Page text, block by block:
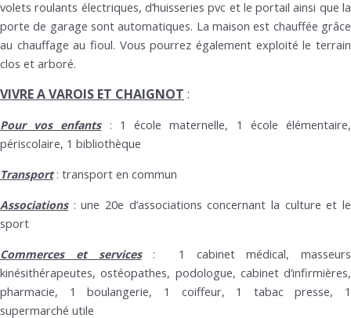
volets roulants électriques, d’huisseries pvc et le portail ainsi que la
porte de garage sont automatiques. La maison est chauffée grâce
au chauffage au fioul. Vous pourrez également exploité le terrain
clos et arboré.
VIVRE A VAROIS ET CHAIGNOT :
Pour vos enfants: 1 école maternelle, 1 école élémentaire,
périscolaire, 1 bibliothèque
Transport: transport en commun
Associations: une 20e d’associations concernant la culture et le
sport
Commerces et services: 1 cabinet médical, masseurs
kinésithérapeutes, ostéopathes, podologue, cabinet d’infirmières,
pharmacie, 1 boulangerie, 1 coiffeur, 1 tabac presse, 1
supermarché utile